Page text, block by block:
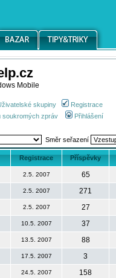
Mobile
skupiny
Registrace
soukromých zpráv Přihlášení
Směr seřazení
Registrace Příspěvky
2.5. 2007
65
2.5. 2007
271
2.5. 2007
27
10.5. 2007
37
13.5. 2007
88
17.5. 2007
3
24.5. 2007
158